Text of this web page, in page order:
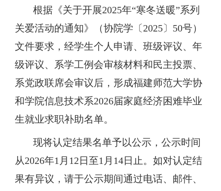
根据《关于开展2025年“寒冬送暖”系列
关爱活动的通知》（协院学〔2025〕50号）
文件要求，经学生个人申请、班级评议、年
级评议、系学工例会审核材料和民主投票、
系党政联席会审议后，形成福建师范大学协
和学院信息技术系2026届家庭经济困难毕业
生就业求职补助名单。
现将认定结果名单予以公示，公示时间
从2026年1月12日至1月14日止。如对认定结
果有异议，请于公示期间通过电话、邮件、